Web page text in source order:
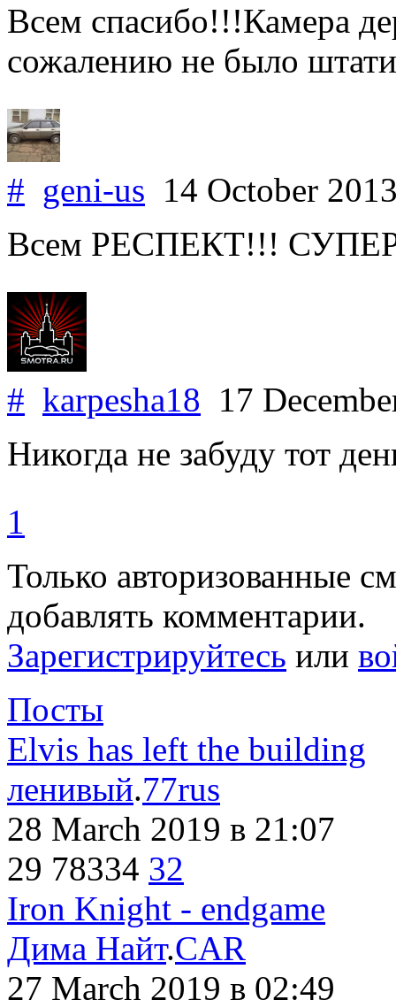
Всем спасибо!!!Камера
сожалению не было
# geni-us 14 October
Всем РЕСПЕКТ!!!
# karpesha18 17
Никогда не забуду тот
1
Только авторизованные
добавлять комментарии.
Зарегистрируйтесь или
Посты
Elvis has left the building
ленивый.77rus
28 March 2019 в 21:07
29 78334 32
Iron Knight - endgame
Дима Найт.CAR
27 March 2019 в 02:49